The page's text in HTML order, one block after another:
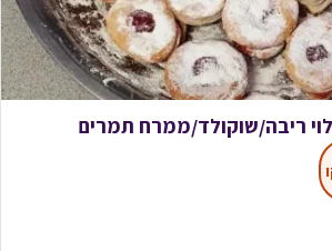
ריבה/שוקולד/ממרח תמרים